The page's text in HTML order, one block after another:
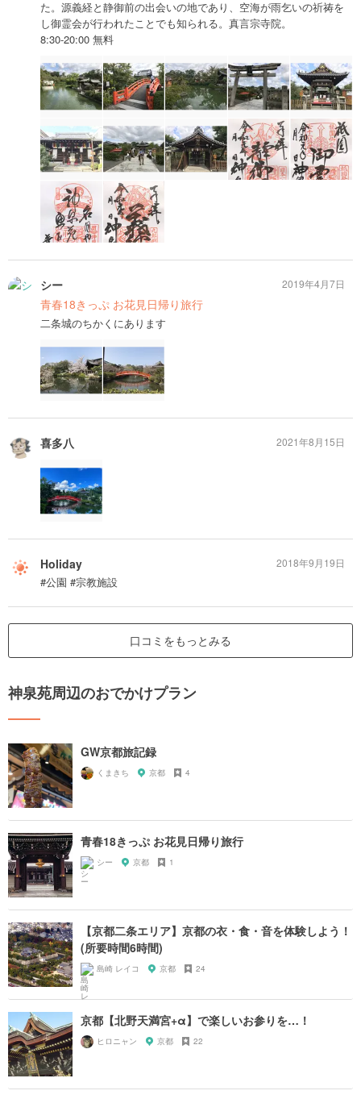
た。源義経と静御前の出会いの地であり、空海が雨乞いの祈祷を
し御霊会が行われたことでも知られる。真言宗寺院。
8:30-20:00 無料
シー
青春18きっぷ お花見日帰り旅行
二条城のちかくにあります
2019年4月7日
喜多八 2021年8月15日
Holiday
#公園 #宗教施設
2018年9月19日
口コミをもっとみる
神泉苑周辺のおでかけプラン
GW京都旅記録
くまきち 京都 4
青春18きっぷ お花見日帰り旅行
シー 京都 1
【京都二条エリア】京都の衣・食・音を体験しよう！
(所要時間6時間)
島崎 レイコ 京都 24
京都【北野天満宮+α】で楽しいお参りを…！
ヒロニャン 京都 22